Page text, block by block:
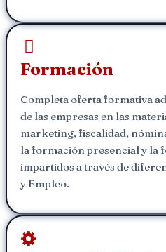
Formación
Completa oferta formativa
de las empresas en las
marketing, fiscalidad,
la formación presencial y la
impartidos a través de
y Empleo.